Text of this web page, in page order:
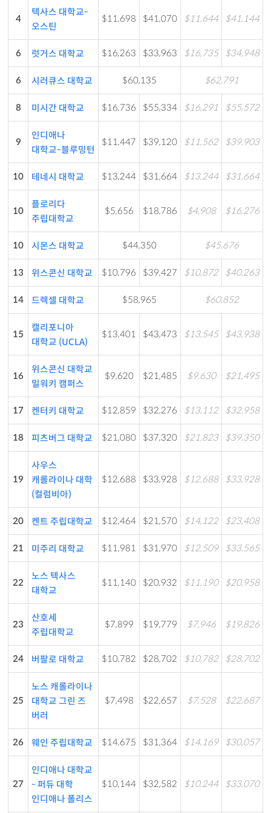
4
텍사스 대학교-
오스틴
$11,698 $41,070 $11,644 $41,144
6 럿거스 대학교 $16,263 $33,963 $16,735 $34,948
6 시러큐스 대학교 $60,135 $62,791
8 미시간 대학교 $16,736 $55,334 $16,291 $55,572
9
인디애나
대학교-블루밍턴
$11,447 $39,120 $11,562 $39,903
10 테네시 대학교 $13,244 $31,664 $13,244 $31,664
10
플로리다
주립대학교
$5,656 $18,786 $4,908 $16,276
10 시몬스 대학교 $44,350 $45,676
13 위스콘신 대학교 $10,796 $39,427 $10,872 $40,263
14 드렉셀 대학교 $58,965 $60,852
15
캘리포니아
대학교 (UCLA)
$13,401 $43,473 $13,545 $43,938
16
위스콘신 대학교
밀워키 캠퍼스
$9,620 $21,485 $9,630 $21,495
17 켄터키 대학교 $12,859 $32,276 $13,112 $32,958
18 피츠버그 대학교 $21,080 $37,320 $21,823 $39,350
19
사우스
캐롤라이나 대학
(컬럼비아)
$12,688 $33,928 $12,688 $33,928
20 켄트 주립대학교 $12,464 $21,570 $14,122 $23,408
21 미주리 대학교 $11,981 $31,970 $12,509 $33,565
22
노스 텍사스
대학교
$11,140 $20,932 $11,190 $20,958
23
산호세
주립대학교
$7,899 $19,779 $7,946 $19,826
24 버팔로 대학교 $10,782 $28,702 $10,782 $28,702
25
노스 캐롤라이나
대학교 그린 즈
버러
$7,498 $22,657 $7,528 $22,687
26 웨인 주립대학교 $14,675 $31,364 $14,169 $30,057
27
인디애나 대학교
- 퍼듀 대학
인디애나 폴리스
$10,144 $32,582 $10,244 $33,070